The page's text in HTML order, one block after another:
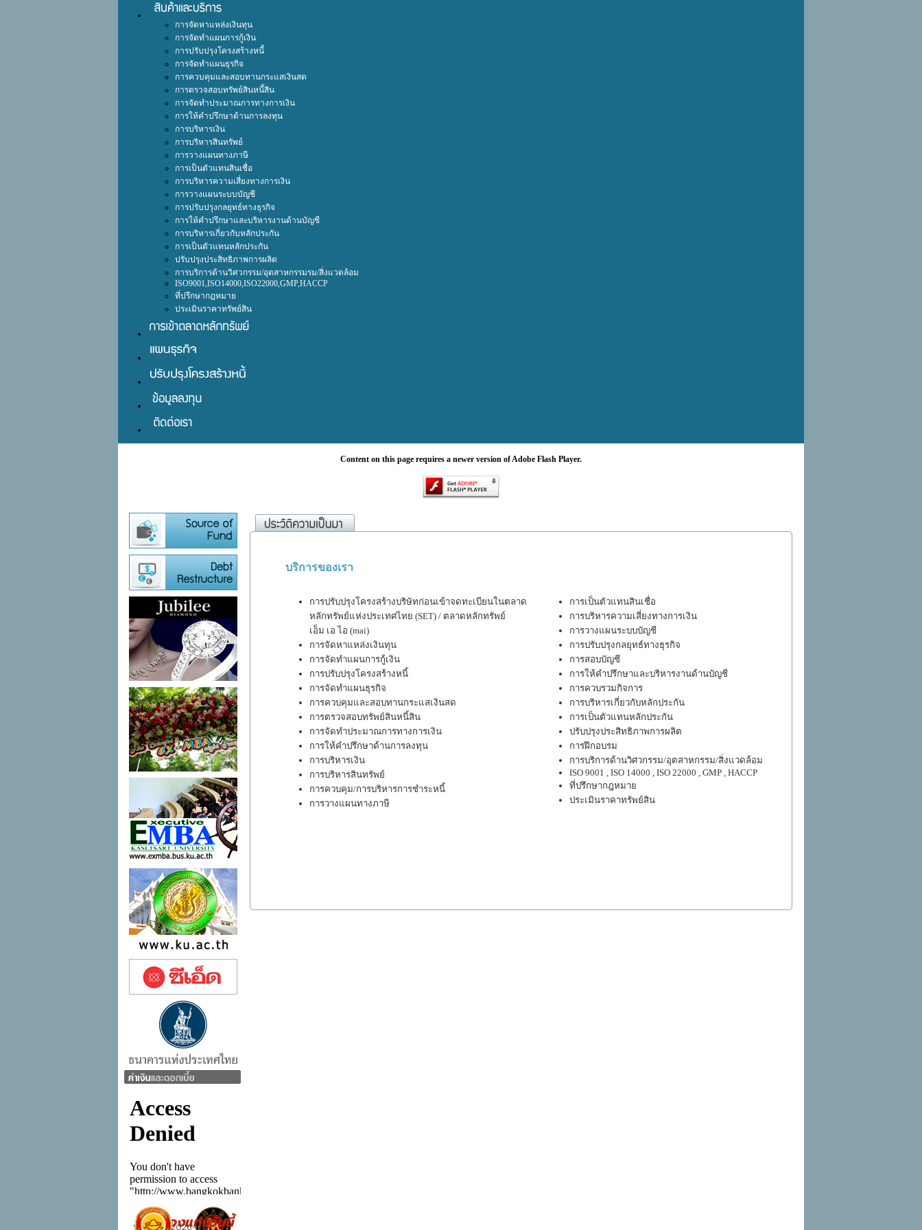
การจัดหาแหล่งเงินทุน
การจัดทำแผนการกู้เงิน
การปรับปรุงโครงสร้างหนี้
การจัดทำแผนธุรกิจ
การควบคุมและสอบทานกระแสเงินสด
การตรวจสอบทรัพย์สินหนี้สิน
การจัดทำประมาณการทางการเงิน
การให้คำปรึกษาด้านการลงทุน
การบริหารเงิน
การบริหารสินทรัพย์
การวางแผนทางภาษี
การเป็นตัวแทนสินเชื่อ
การบริหารความเสี่ยงทางการเงิน
การวางแผนระบบบัญชี
การปรับปรุงกลยุทธ์ทางธุรกิจ
การให้คำปรึกษาและบริหารงานด้านบัญชี
การบริหารเกี่ยวกับหลักประกัน
การเป็นตัวแทนหลักประกัน
ปรับปรุงประสิทธิภาพการผลิต
การบริการด้านวิศวกรรม/อุตสาหกรรมรม/สิ่งแวดล้อม
ISO9001,ISO14000,ISO22000,GMP,HACCP
ที่ปรึกษากฎหมาย
ประเมินราคาทรัพย์สิน
Content on this page requires a newer version of Adobe Flash Player.
บริการของเรา
การปรับปรุงโครงสร้างบริษัทก่อนเข้าจดทะเบียนในตลาด
หลักทรัพย์แห่งประเทศไทย (SET) / ตลาดหลักทรัพย์
เอ็ม เอ ไอ (mai)
การจัดหาแหล่งเงินทุน
การจัดทำแผนการกู้เงิน
การปรับปรุงโครงสร้างหนี้
การจัดทำแผนธุรกิจ
การควบคุมและสอบทานกระแสเงินสด
การตรวจสอบทรัพย์สินหนี้สิน
การจัดทำประมาณการทางการเงิน
การให้คำปรึกษาด้านการลงทุน
การบริหารเงิน
การบริหารสินทรัพย์
การควบคุม/การบริหารการชำระหนี้
การวางแผนทางภาษี
การเป็นตัวแทนสินเชื่อ
การบริหารความเสี่ยงทางการเงิน
การวางแผนระบบบัญชี
การปรับปรุงกลยุทธ์ทางธุรกิจ
การสอบบัญชี
การให้คำปรึกษาและบริหารงานด้านบัญชี
การควบรวมกิจการ
การบริหารเกี่ยวกับหลักประกัน
การเป็นตัวแทนหลักประกัน
ปรับปรุงประสิทธิภาพการผลิต
การฝึกอบรม
การบริการด้านวิศวกรรม/อุตสาหกรรม/สิ่งแวดล้อม
ISO 9001 , ISO 14000 , ISO 22000 , GMP , HACCP
ที่ปรึกษากฎหมาย
ประเมินราคาทรัพย์สิน